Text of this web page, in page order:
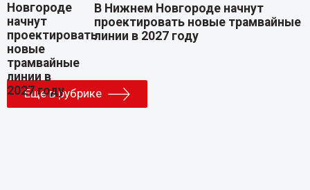
В Нижнем Новгороде начнут
проектировать новые трамвайные
линии в 2027 году
Еще в рубрике